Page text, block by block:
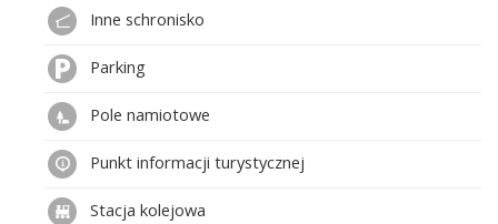
Inne schronisko
Parking
Pole namiotowe
Punkt informacji turystycznej
Stacja kolejowa